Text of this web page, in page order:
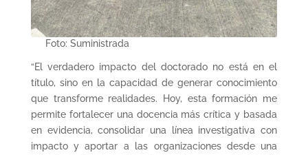
Foto: Suministrada
“El verdadero impacto del doctorado no está en el
título, sino en la capacidad de generar conocimiento
que transforme realidades. Hoy, esta formación me
permite fortalecer una docencia más crítica y basada
en evidencia, consolidar una línea investigativa con
impacto y aportar a las organizaciones desde una